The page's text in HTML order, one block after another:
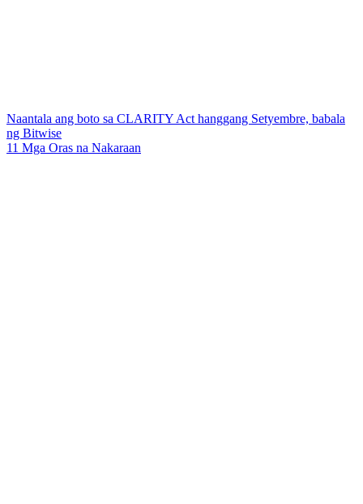
Naantala ang boto sa CLARITY Act hanggang Setyembre, babala
ng Bitwise
11 Mga Oras na Nakaraan